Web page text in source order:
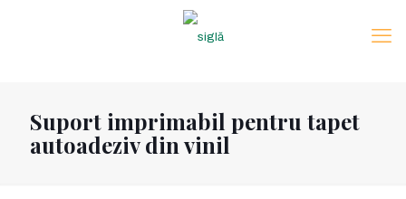
Suport imprimabil pentru tapet
autoadeziv din vinil